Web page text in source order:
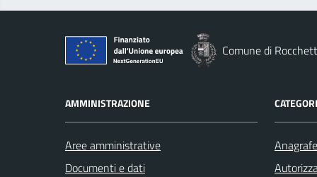
Comune di
AMMINISTRAZIONE
Aree amministrative
Documenti e dati